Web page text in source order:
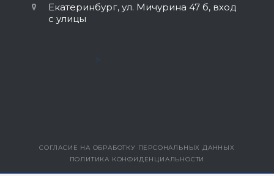
Екатеринбург, ул. Мичурина 47 б, вход
с улицы
>
СОГЛАСИЕ НА ОБРАБОТКУ ПЕРСОНАЛЬНЫХ ДАННЫХ
ПОЛИТИКА КОНФИДЕНЦИАЛЬНОСТИ